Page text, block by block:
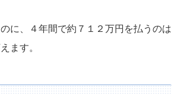
に、４年間で約７１２万円を払うのは
ます。